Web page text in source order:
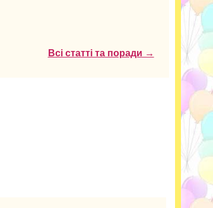
Всі статті та поради →